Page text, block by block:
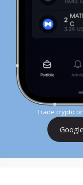
Trade crypto